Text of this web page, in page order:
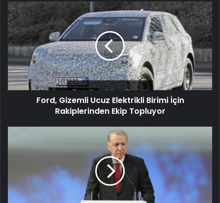
Ford, Gizemli Ucuz Elektrikli Birimi İçin
Rakiplerinden Ekip Topluyor